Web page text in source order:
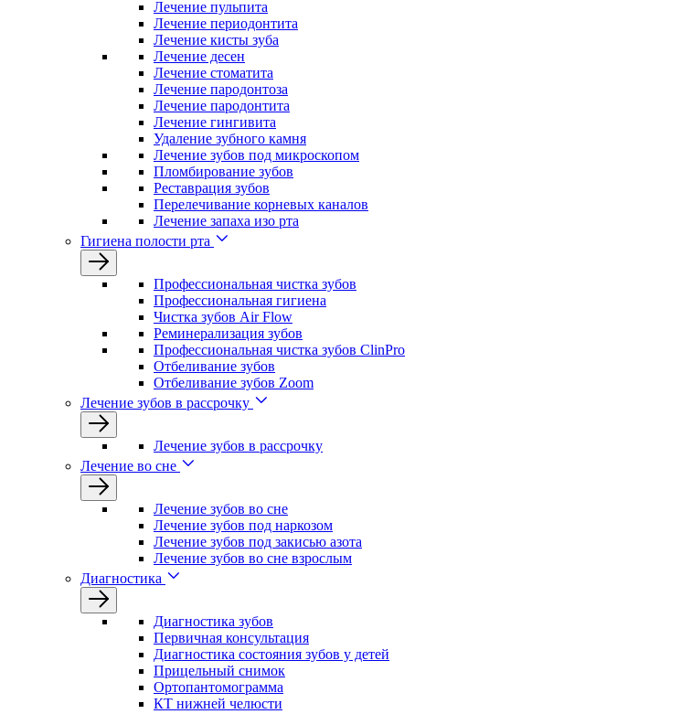
Лечение пульпита
Лечение периодонтита
Лечение кисты зуба
Лечение десен
Лечение стоматита
Лечение пародонтоза
Лечение пародонтита
Лечение гингивита
Удаление зубного камня
Лечение зубов под микроскопом
Пломбирование зубов
Реставрация зубов
Перелечивание корневых каналов
Лечение запаха изо рта
Гигиена полости рта
Профессиональная чистка зубов
Профессиональная гигиена
Чистка зубов Air Flow
Реминерализация зубов
Профессиональная чистка зубов ClinPro
Отбеливание зубов
Отбеливание зубов Zoom
Лечение зубов в рассрочку
Лечение зубов в рассрочку
Лечение во сне
Лечение зубов во сне
Лечение зубов под наркозом
Лечение зубов под закисью азота
Лечение зубов во сне взрослым
Диагностика
Диагностика зубов
Первичная консультация
Диагностика состояния зубов у детей
Прицельный снимок
Ортопантомограмма
КТ нижней челюсти